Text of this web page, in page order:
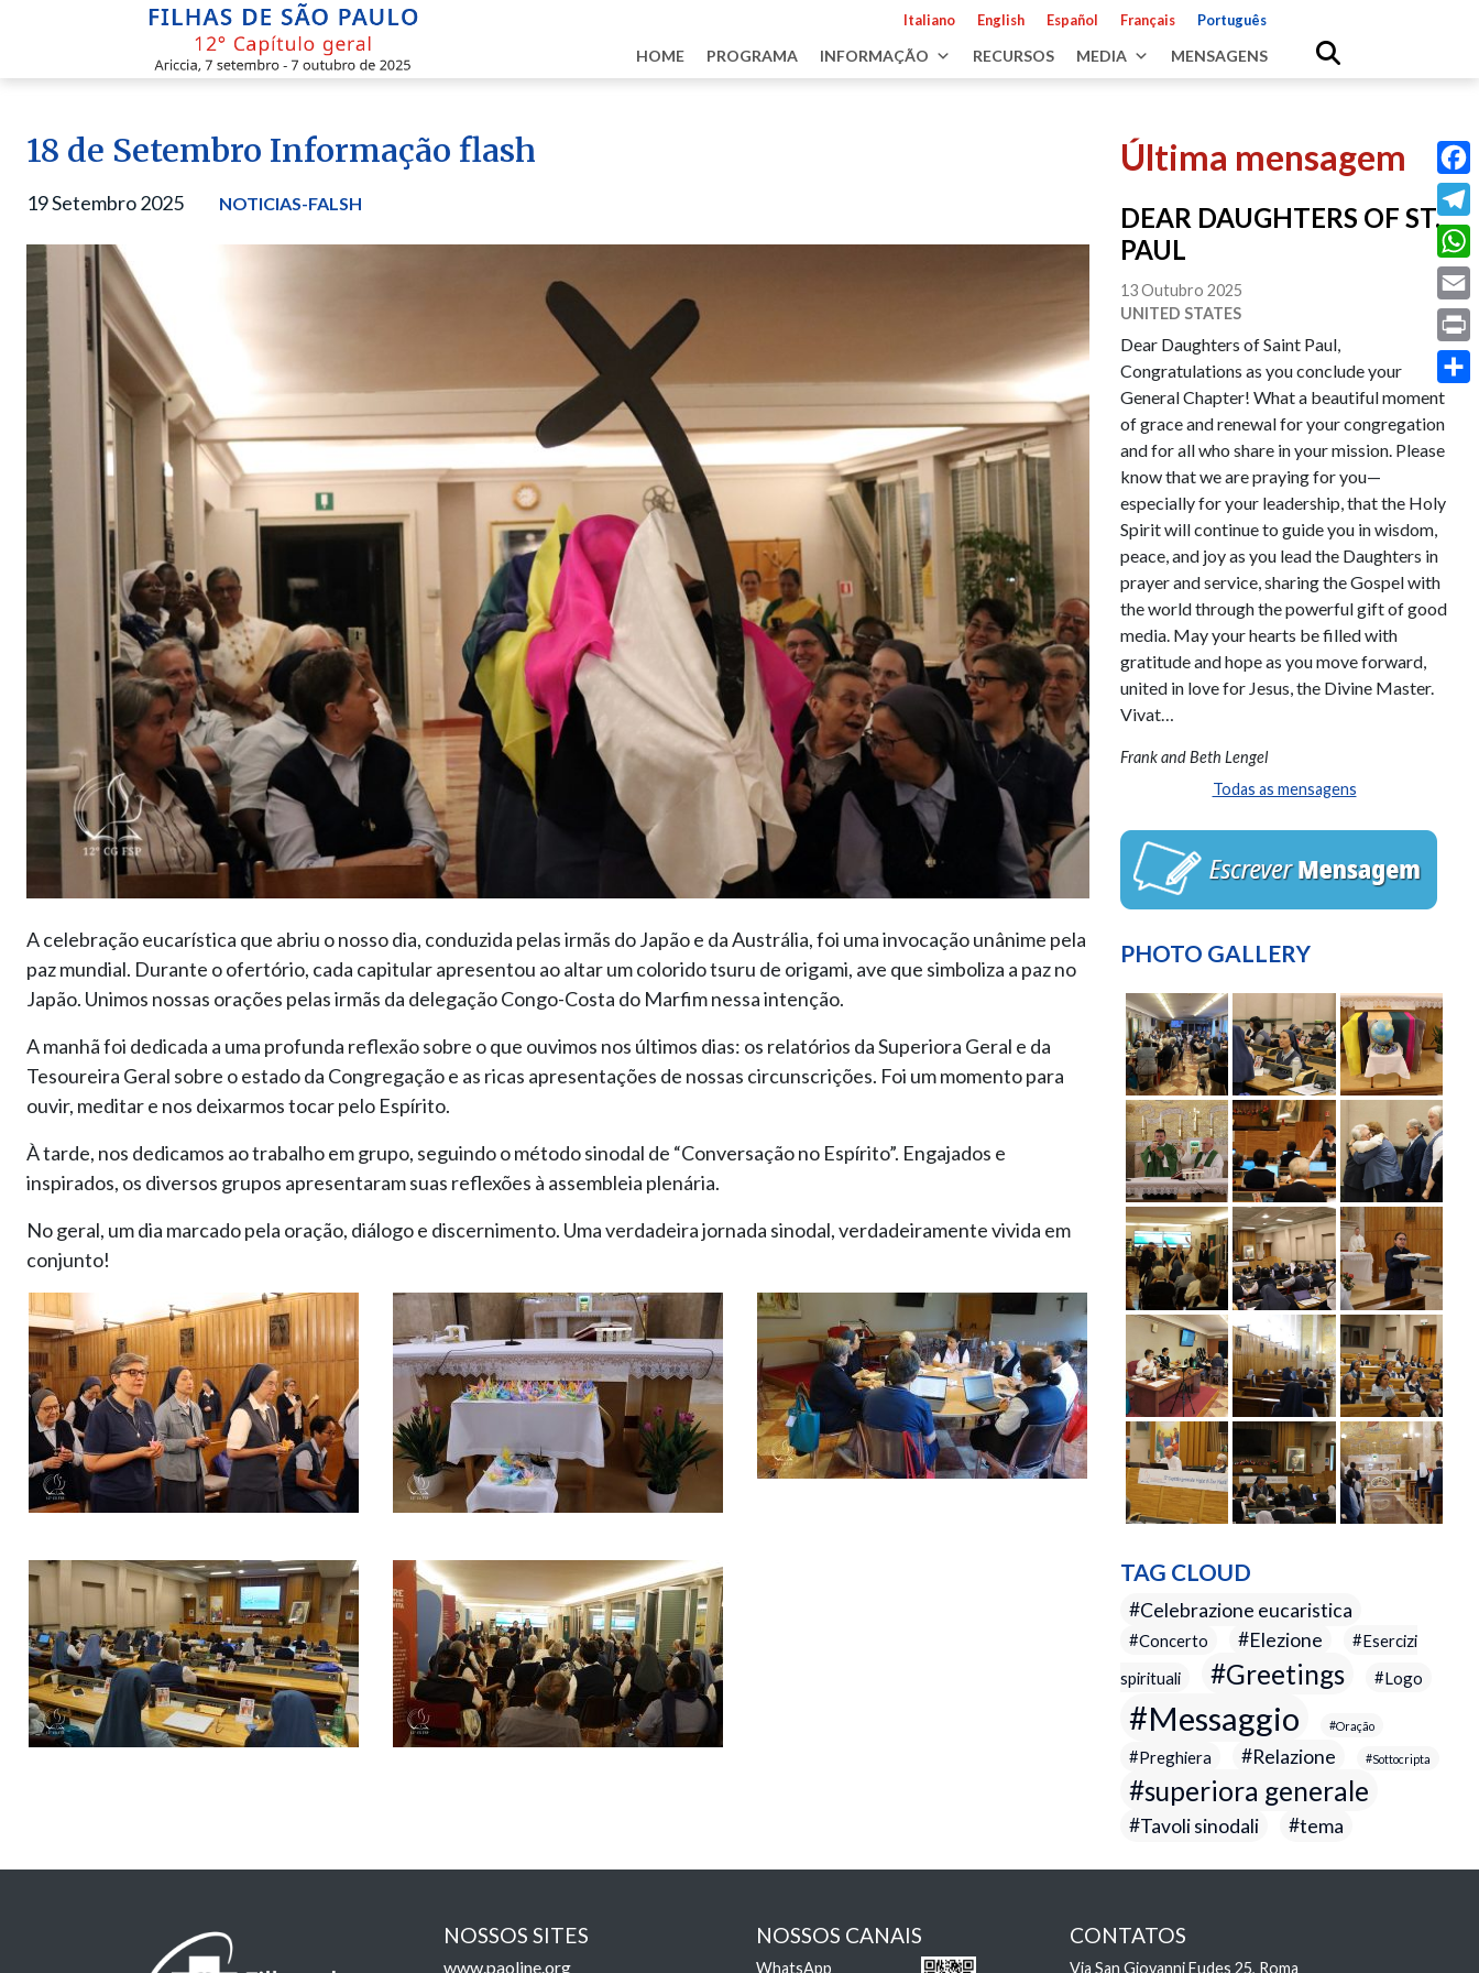
content
Italiano English Español Français Português
HOME PROGRAMA INFORMAÇÃO RECURSOS MEDIA MENSAGENS
18 de Setembro Informação flash
19 Setembro 2025 NOTICIAS-FALSH
A celebração eucarística que abriu o nosso dia, conduzida pelas irmãs do Japão e da Austrália, foi uma invocação unânime pela
paz mundial. Durante o ofertório, cada capitular apresentou ao altar um colorido tsuru de origami, ave que simboliza a paz no
Japão. Unimos nossas orações pelas irmãs da delegação Congo-Costa do Marfim nessa intenção.
A manhã foi dedicada a uma profunda reflexão sobre o que ouvimos nos últimos dias: os relatórios da Superiora Geral e da
Tesoureira Geral sobre o estado da Congregação e as ricas apresentações de nossas circunscrições. Foi um momento para
ouvir, meditar e nos deixarmos tocar pelo Espírito.
À tarde, nos dedicamos ao trabalho em grupo, seguindo o método sinodal de “Conversação no Espírito”. Engajados e
inspirados, os diversos grupos apresentaram suas reflexões à assembleia plenária.
No geral, um dia marcado pela oração, diálogo e discernimento. Uma verdadeira jornada sinodal, verdadeiramente vivida em
conjunto!
Última mensagem
DEAR DAUGHTERS OF ST.
PAUL
13 Outubro 2025
UNITED STATES
Dear Daughters of Saint Paul,
Congratulations as you conclude your
General Chapter! What a beautiful moment
of grace and renewal for your congregation
and for all who share in your mission. Please
know that we are praying for you—
especially for your leadership, that the Holy
Spirit will continue to guide you in wisdom,
peace, and joy as you lead the Daughters in
prayer and service, sharing the Gospel with
the world through the powerful gift of good
media. May your hearts be filled with
gratitude and hope as you move forward,
united in love for Jesus, the Divine Master.
Vivat…
Frank and Beth Lengel
Todas as mensagens
PHOTO GALLERY
TAG CLOUD
Celebrazione eucaristica
Concerto Elezione
Esercizi
spirituali
Greetings Logo
Messaggio Oração
Preghiera Relazione Sottocripta
superiora generale
Tavoli sinodali tema
NOSSOS SITES
www.paoline.org
NOSSOS CANAIS
WhatsApp
CONTATOS
Via San Giovanni Eudes 25, Roma
Print